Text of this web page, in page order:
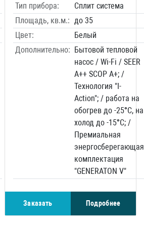
Тип прибора:
Сплит система
Площадь, кв.м.: до 35
Цвет:
Белый
Дополнительно: Бытовой тепловой
насос / Wi-Fi / SEER
A++ SCOP A+; /
Технология "I-
Action"; / работа на
обогрев до -25°C, на
холод до -15°C; /
Премиальная
энергосберегающая
комплектация
"GENERATON V"
Заказать Подробнее